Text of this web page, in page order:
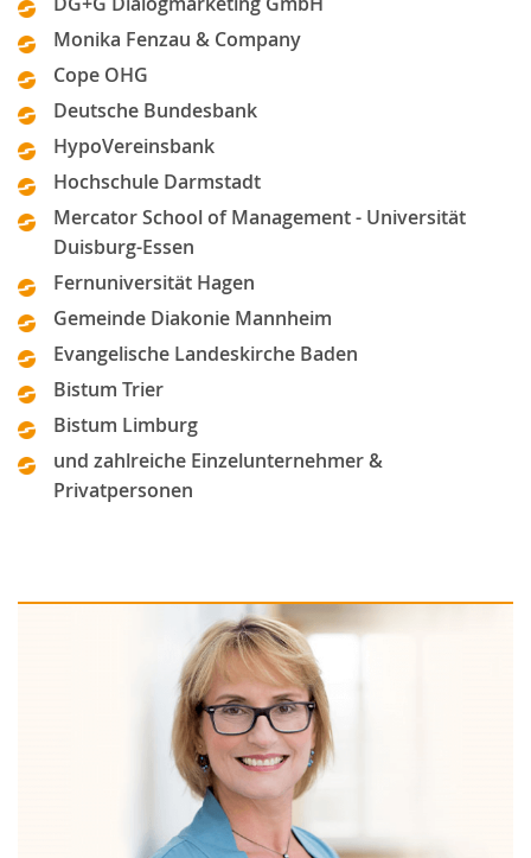
Monika Fenzau & Company
Cope OHG
Deutsche Bundesbank
HypoVereinsbank
Hochschule Darmstadt
Mercator School of Management - Universität
Duisburg-Essen
Fernuniversität Hagen
Gemeinde Diakonie Mannheim
Evangelische Landeskirche Baden
Bistum Trier
Bistum Limburg
und zahlreiche Einzelunternehmer &
Privatpersonen